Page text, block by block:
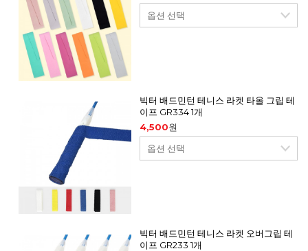
빅터 배드민턴 테니스 라켓 타올 그립 테
이프 GR334 1개
4,500원
빅터 배드민턴 테니스 라켓 오버그립 테
이프 GR233 1개